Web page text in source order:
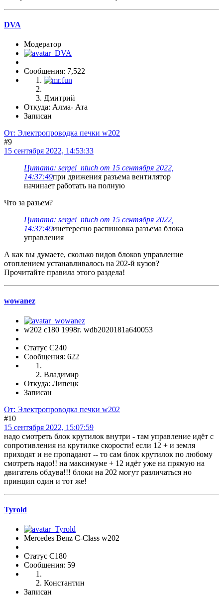
DVA
Модератор
Сообщения: 7,522
Дмитрий
Откуда: Алма- Ата
Записан
От: Электропроводка печки w202
#9
15 сентября 2022, 14:53:33
Цитата: sergei_ntuch от 15 сентября 2022,
14:37:49при движения разъема вентилятор
начинает работать на полную
Что за разьем?
Цитата: sergei_ntuch от 15 сентября 2022,
14:37:49инетересно распиновка разъема блока
управления
А как вы думаете, сколько видов блоков управление
отоплением устанавливалось на 202-й кузов?
Прочитайте правила этого раздела!
wowanez
w202 c180 1998г. wdb2020181a640053
Статус C240
Сообщения: 622
Владимир
Откуда: Липецк
Записан
От: Электропроводка печки w202
#10
15 сентября 2022, 15:07:59
надо смотреть блок крутилок внутри - там управление идёт с
сопротивления на крутилке скорости! если 12 + и земля
приходят и не пропадают -- то сам блок крутилок по любому
смотреть надо!! на максимуме + 12 идёт уже на прямую на
двигатель обдува!!! блоки на 202 могут различаться но
принцип один и тот же!
Tyrold
Mercedes Benz C-Class w202
Статус C180
Сообщения: 59
Константин
Записан